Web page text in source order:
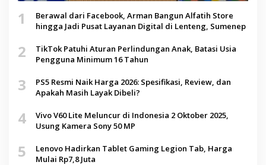
1
Berawal dari Facebook, Arman Bangun Alfatih Store
hingga Jadi Pusat Layanan Digital di Lenteng, Sumenep
2
TikTok Patuhi Aturan Perlindungan Anak, Batasi Usia
Pengguna Minimum 16 Tahun
3
PS5 Resmi Naik Harga 2026: Spesifikasi, Review, dan
Apakah Masih Layak Dibeli?
4
Vivo V60 Lite Meluncur di Indonesia 2 Oktober 2025,
Usung Kamera Sony 50 MP
5
Lenovo Hadirkan Tablet Gaming Legion Tab, Harga
Mulai Rp7,8 Juta